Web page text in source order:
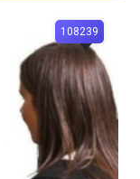
108239